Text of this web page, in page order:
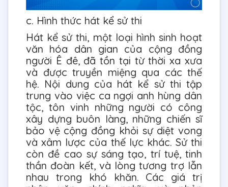
c. Hình thức hát kể sử thi
Hát kể sử thi, một loại hình sinh hoạt
văn hóa dân gian của cộng đồng
người Ê đê, đã tồn tại từ thời xa xưa
và được truyền miệng qua các thế
hệ. Nội dung của hát kể sử thi tập
trung vào việc ca ngợi anh hùng dân
tộc, tôn vinh những người có công
xây dựng buôn làng, những chiến sĩ
bảo vệ cộng đồng khỏi sự diệt vong
và xâm lược của thế lực khác. Sử thi
còn đề cao sự sáng tạo, trí tuệ, tinh
thần đoàn kết, và lòng tương trợ lẫn
nhau trong khó khăn. Các giá trị